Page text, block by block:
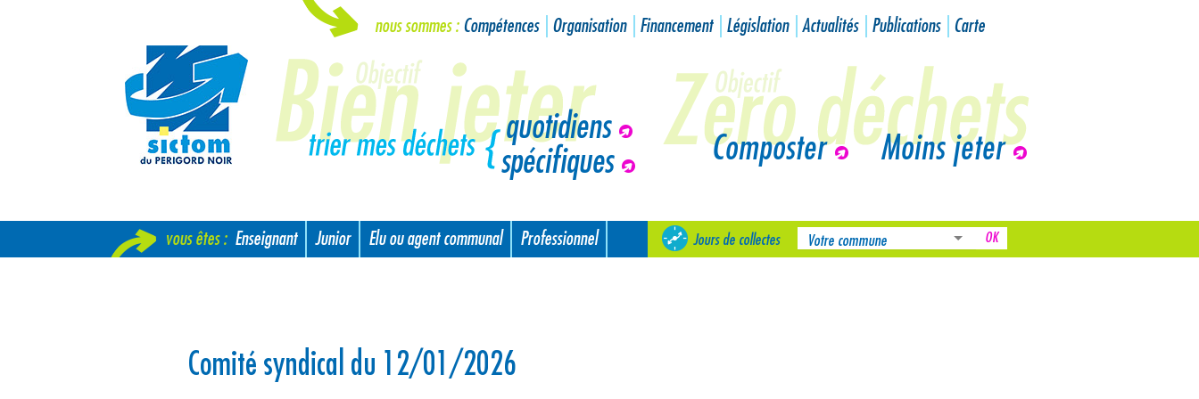
nous sommes : Compétences Organisation Financement Législation Actualités Publications Carte
quotidiens
spécifiques
Composter Moins jeter
vous êtes : Enseignant Junior Elu ou agent communal
Professionnel
Jours de collectes
Comité syndical du 12/01/2026